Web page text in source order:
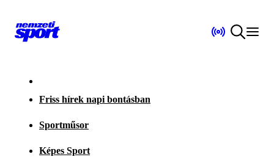
Friss hírek napi bontásban
Sportműsor
Képes Sport